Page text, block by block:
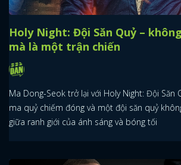
Holy Night: Đội Săn Quỷ –
mà là một trận chiến
Ma Dong-Seok trở lại với Holy Night: Đội Săn
ma quỷ chiếm đóng và một đội săn quỷ
giữa ranh giới của ánh sáng và bóng tối